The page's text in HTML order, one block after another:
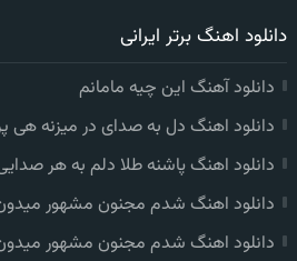
دانلود اهنگ برتر ایرانی
دانلود آهنگ این چیه مامانم
دانلود اهنگ دل به صدای در میزنه هی
دانلود اهنگ پاشنه طلا دلم به هر
دانلود اهنگ شدم مجنون مشهور
دانلود اهنگ شدم مجنون مشهور